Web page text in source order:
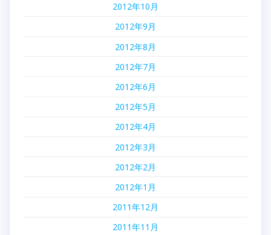
2012年10月
2012年9月
2012年8月
2012年7月
2012年6月
2012年5月
2012年4月
2012年3月
2012年2月
2012年1月
2011年12月
2011年11月